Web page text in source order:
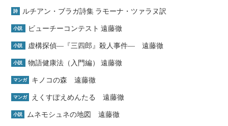
詩 ルチアン・ブラガ詩集 ラモーナ・ツァラヌ訳
小説 ビューチーコンテスト 遠藤徹
小説 虚構探偵―『三四郎』殺人事件― 遠藤徹
小説 物語健康法（入門編） 遠藤徹
マンガ キノコの森 遠藤徹
マンガ えくすぽえめんたる 遠藤徹
小説 ムネモシュネの地図 遠藤徹